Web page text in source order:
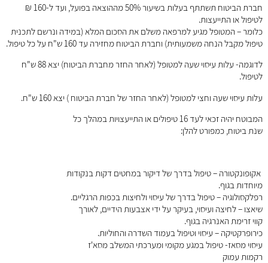
חברת הביטוח תשתתף בעלות בשיעור 50% מההוצאה בפועל, ועד ל-160 ₪
לטיפול או התייעצות.
כלומר – המטופל מגיע למרפאה משלם את הסכום המלא (במידה ונרשם לתכנית
טיפול מקבל הנחה משמעותית) וחברת הביטוח מחזירה עד 160 ש"ח על כל טיפול.
לדוגמה- עלות עיסוי שעה למטופל (לאחר החזר מחברת הביטוח) יצא 88 ש"ח
לטיפול.
עלות עיסוי שעה וחצי למטופל (לאחר החזר של חברת הביטוח ) יצא 160 ש"ח.
המבוטח יהיה זכאי לעד 16 טיפולים או התייעצויות במהלך כל
שנת ביטוח, כמפורט להלן:
אקופונקטורה – טיפול בדרך של דיקור במחטים דקות בנקודות
מיוחדות בגוף.
רפלקסולוגיה – טיפול בדרך של עיסוי ולחיצות בכפות הרגליים.
שיאצו – לחיצה ועיסוי, בעיקר על ידי אצבעות הידיים, לאורך
קווי זרימת האנרגיה בגוף.
כירופרקטיקה – עיסוי וטיפול בעמוד השדרה והחוליות.
עיסוי מסאז- טיפול במגע מקומי ומערכתי המשלב מסא'ז
רקמות עמוק